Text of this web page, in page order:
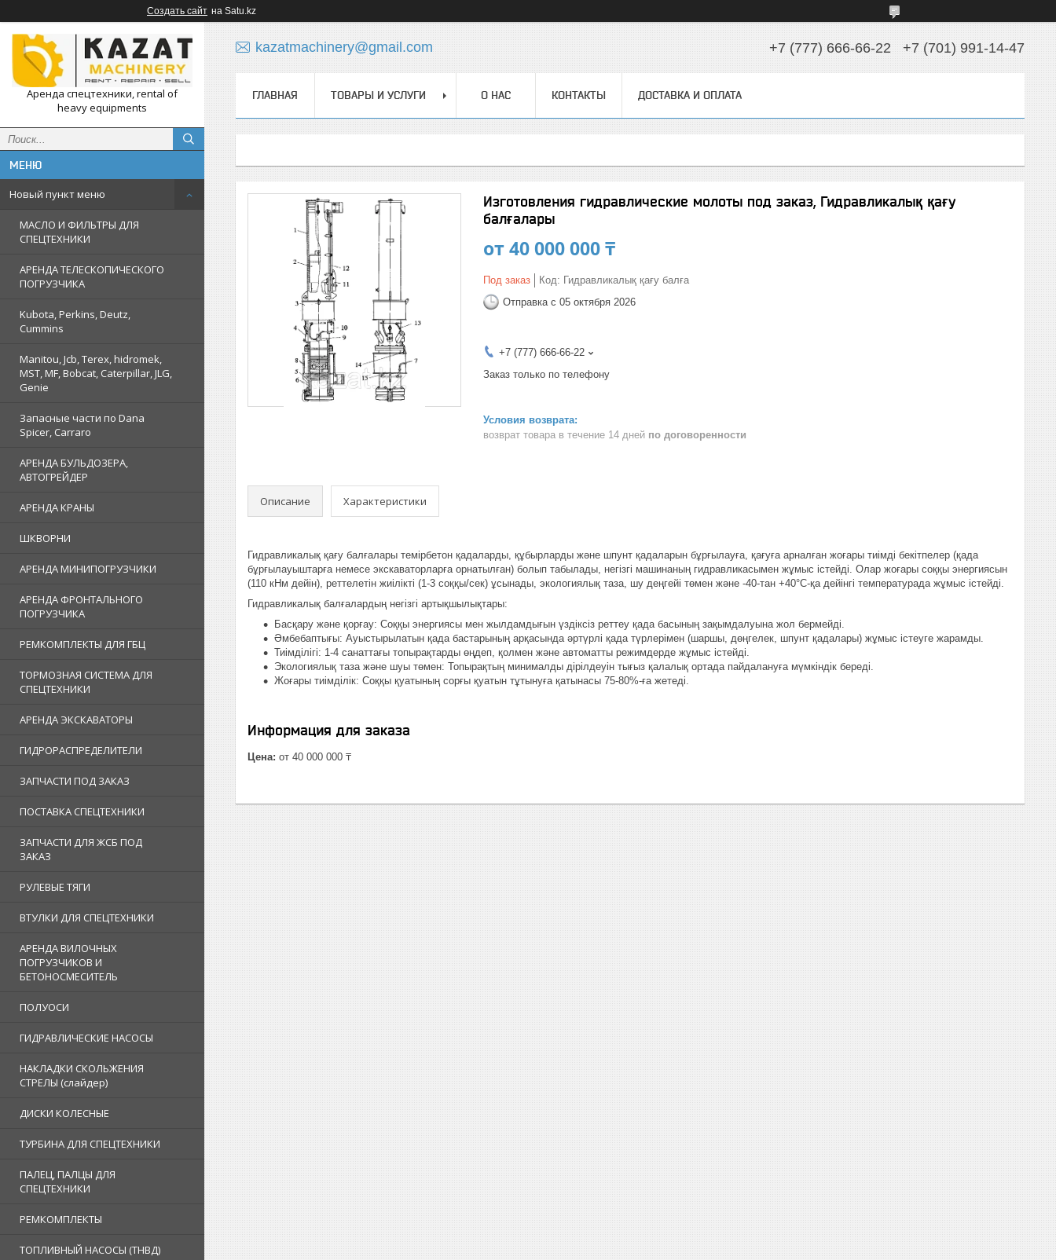
Создать сайт на Satu.kz
Аренда спецтехники, rental of
heavy equipments
Новый пункт меню
МАСЛО И ФИЛЬТРЫ ДЛЯ
СПЕЦТЕХНИКИ
АРЕНДА ТЕЛЕСКОПИЧЕСКОГО
ПОГРУЗЧИКА
Kubota, Perkins, Deutz,
Cummins
Manitou, Jcb, Terex, hidromek,
MST, MF, Bobcat, Caterpillar, JLG,
Genie
Запасные части по Dana
Spicer, Carraro
АРЕНДА БУЛЬДОЗЕРА,
АВТОГРЕЙДЕР
АРЕНДА КРАНЫ
ШКВОРНИ
АРЕНДА МИНИПОГРУЗЧИКИ
АРЕНДА ФРОНТАЛЬНОГО
ПОГРУЗЧИКА
РЕМКОМПЛЕКТЫ ДЛЯ ГБЦ
ТОРМОЗНАЯ СИСТЕМА ДЛЯ
СПЕЦТЕХНИКИ
АРЕНДА ЭКСКАВАТОРЫ
ГИДРОРАСПРЕДЕЛИТЕЛИ
ЗАПЧАСТИ ПОД ЗАКАЗ
ПОСТАВКА СПЕЦТЕХНИКИ
ЗАПЧАСТИ ДЛЯ ЖСБ ПОД
ЗАКАЗ
РУЛЕВЫЕ ТЯГИ
ВТУЛКИ ДЛЯ СПЕЦТЕХНИКИ
АРЕНДА ВИЛОЧНЫХ
ПОГРУЗЧИКОВ И
БЕТОНОСМЕСИТЕЛЬ
ПОЛУОСИ
ГИДРАВЛИЧЕСКИЕ НАСОСЫ
НАКЛАДКИ СКОЛЬЖЕНИЯ
СТРЕЛЫ (слайдер)
ДИСКИ КОЛЕСНЫЕ
ТУРБИНА ДЛЯ СПЕЦТЕХНИКИ
ПАЛЕЦ, ПАЛЦЫ ДЛЯ
СПЕЦТЕХНИКИ
РЕМКОМПЛЕКТЫ
ТОПЛИВНЫЙ НАСОСЫ (ТНВД)
kazatmachinery@gmail.com +7 (777) 666-66-22 +7 (701) 991-14-47
ГЛАВНАЯ ТОВАРЫ И УСЛУГИ О НАС КОНТАКТЫ ДОСТАВКА И ОПЛАТА
Изготовления гидравлические молоты под заказ, Гидравликалық қағу
балғалары
от40 000 000 ₸
Под заказ Код: Гидравликалық қағу балға
Отправка с 05 октября 2026
+7 (777) 666-66-22
Заказ только по телефону
возврат товара в течение 14 дней по договоренности
Описание Характеристики
Гидравликалық қағу балғалары темірбетон қадаларды, құбырларды және шпунт қадаларын бұрғылауға, қағуға арналған жоғары тиімді бекітпелер (қада
бұрғылауыштарға немесе экскаваторларға орнатылған) болып табылады, негізгі машинаның гидравликасымен жұмыс істейді. Олар жоғары соққы энергиясын
(110 кНм дейін), реттелетін жиілікті (1-3 соққы/сек) ұсынады, экологиялық таза, шу деңгейі төмен және -40-тан +40°C-қа дейінгі температурада жұмыс істейді.
Гидравликалық балғалардың негізгі артықшылықтары:
Басқару және қорғау: Соққы энергиясы мен жылдамдығын үздіксіз реттеу қада басының зақымдалуына жол бермейді.
Әмбебаптығы: Ауыстырылатын қада бастарының арқасында әртүрлі қада түрлерімен (шаршы, дөңгелек, шпунт қадалары) жұмыс істеуге жарамды.
Тиімділігі: 1-4 санаттағы топырақтарды өңдеп, қолмен және автоматты режимдерде жұмыс істейді.
Экологиялық таза және шуы төмен: Топырақтың минималды дірілдеуін тығыз қалалық ортада пайдалануға мүмкіндік береді.
Жоғары тиімділік: Соққы қуатының сорғы қуатын тұтынуға қатынасы 75-80%-ға жетеді.
Информация для заказа
Цена: от 40 000 000 ₸